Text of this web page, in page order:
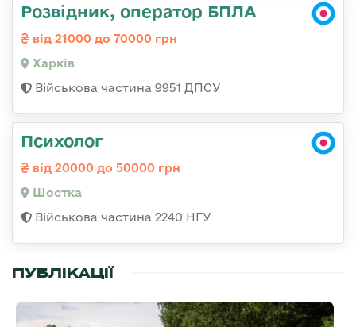
Розвідник, оператор БПЛА
від 21000 до 70000 грн
Харків
Військова частина 9951 ДПСУ
Психолог
від 20000 до 50000 грн
Шостка
Військова частина 2240 НГУ
ПУБЛІКАЦІЇ